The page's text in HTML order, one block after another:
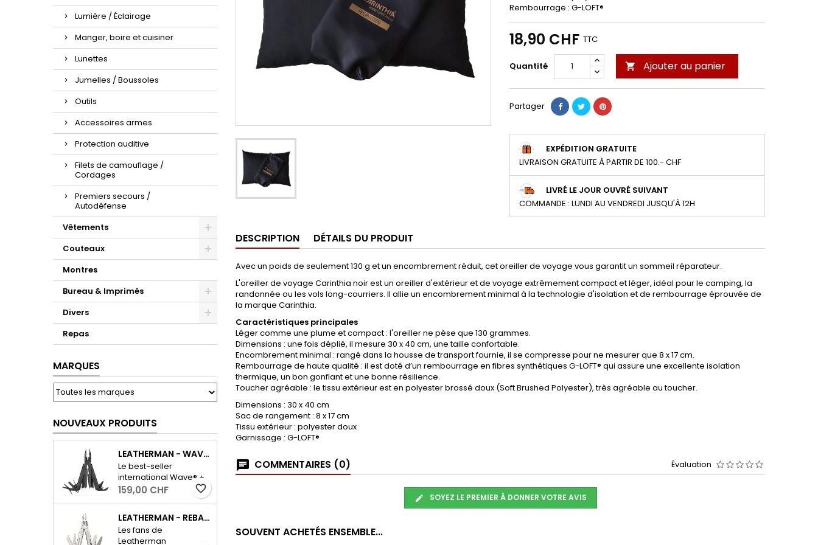
Lumière / Éclairage
Manger, boire et cuisiner
Lunettes
Jumelles / Boussoles
Outils
Accessoires armes
Protection auditive
Filets de camouflage /
Cordages
Premiers secours /
Autodéfense
Vêtements
Couteaux
Montres
Bureau & Imprimés
Divers
Repas
MARQUES
NOUVEAUX PRODUITS
LEATHERMAN - WAVE PLUS AVEC ÉTUI - NOIR
Le best-seller
international Wave® +
dispose de tous les
outils essentiels pour le
d'un coupe-fil
interchangeable et
159,00 CHF favorite_border
LEATHERMAN - REBAR - ARGENT
Les fans de
Leatherman
Rembourrage : G-LOFT®
18,90 CHF TTC
Quantité  Ajouter au panier
Partager
EXPÉDITION GRATUITE
LIVRAISON GRATUITE À PARTIR DE 100.- CHF
LIVRÉ LE JOUR OUVRÉ SUIVANT
COMMANDE : LUNDI AU VENDREDI JUSQU'À 12H
DESCRIPTION DÉTAILS DU PRODUIT
Avec un poids de seulement 130 g et un encombrement réduit, cet oreiller de voyage vous garantit un sommeil réparateur.
L'oreiller de voyage Carinthia noir est un oreiller d'extérieur et de voyage extrêmement compact et léger, idéal pour le camping, la
randonnée ou les vols long-courriers. Il allie un encombrement minimal à la technologie d'isolation et de rembourrage éprouvée de
la marque Carinthia.
Caractéristiques principales
Léger comme une plume et compact : l'oreiller ne pèse que 130 grammes.
Dimensions : une fois déplié, il mesure 30 x 40 cm, une taille confortable.
Encombrement minimal : rangé dans la housse de transport fournie, il se compresse pour ne mesurer que 8 x 17 cm.
Rembourrage de haute qualité : il est doté d’un rembourrage en fibres synthétiques G-LOFT® qui assure une excellente isolation
thermique, un bon gonflant et une bonne résilience.
Toucher agréable : le tissu extérieur est en polyester brossé doux (Soft Brushed Polyester), très agréable au toucher.
Dimensions : 30 x 40 cm
Sac de rangement : 8 x 17 cm
Tissu extérieur : polyester doux
Garnissage : G-LOFT®
COMMENTAIRES (0) Évaluation
SOYEZ LE PREMIER À DONNER VOTRE AVIS
SOUVENT ACHETÉS ENSEMBLE...